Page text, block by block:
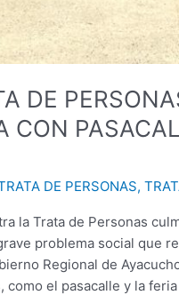
DE
CON
DE PERSONAS,
la Trata de Personas
problema social que
Regional de
como el pasacalle y la